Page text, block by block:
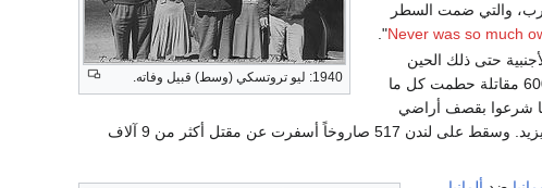
1940: ليو تروتسكي (وسط) قبيل وفاته.
والتي ضمت السطر
".
حتى ذلك الحين
. فتعرض مطار اطلاقها لغارة من 600 مقاتلة حطمت كل ما
شرعوا بقصف أراضي
الأعداء بالصواريخ. فأطلقوا على بريطانيا 1400 صاروخ طال الأهدافَ منها ألف صاروخ أو يزيد. وسقط على لندن 517 صاروخاً أسفرت عن مقتل أكثر من 9 آلاف